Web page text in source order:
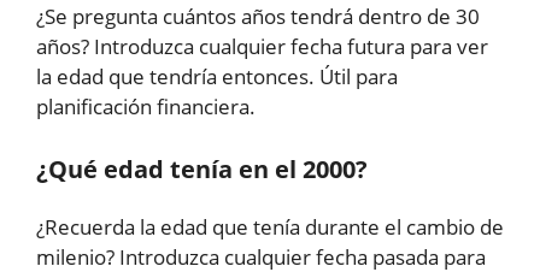
¿Se pregunta cuántos años tendrá dentro de 30
años? Introduzca cualquier fecha futura para ver
la edad que tendría entonces. Útil para
planificación financiera.
¿Qué edad tenía en el 2000?
¿Recuerda la edad que tenía durante el cambio de
milenio? Introduzca cualquier fecha pasada para